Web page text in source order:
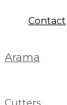
Contact
Arama
Cutters